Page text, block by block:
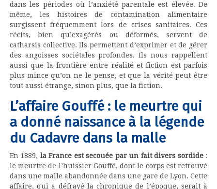
dans les périodes où l’anxiété parentale est élevée. De
même, les histoires de contamination alimentaire
surgissent fréquemment lors de crises sanitaires. Ces
récits, bien qu’exagérés ou déformés, servent de
catharsis collective. Ils permettent d’exprimer et de gérer
des angoisses sociétales profondes. Ils nous rappellent
aussi que la frontière entre réalité et fiction est parfois
plus mince qu’on ne le pense, et que la vérité peut être
tout aussi étrange, sinon plus, que la fiction.
L’affaire Gouffé : le meurtre qui
a donné naissance à la légende
du Cadavre dans la malle
En 1889, la France est secouée par un fait divers sordide:
le meurtre de l’huissier Gouffé, dont le corps est retrouvé
dans une malle abandonnée dans une gare de Lyon. Cette
affaire, qui a défrayé la chronique de l’époque, serait à